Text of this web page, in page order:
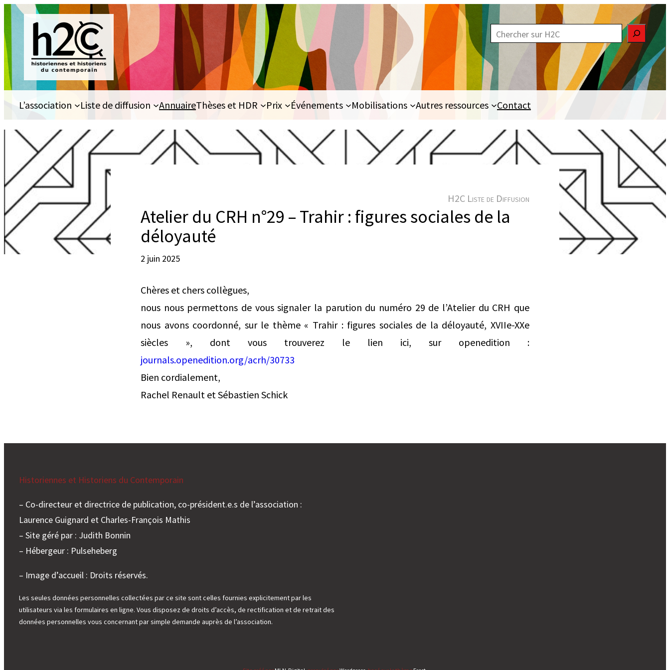
Aller
au
contenu
c
h
e
c
L’association Liste de diffusion AnnuaireThèses et HDR Prix Événements Mobilisations Autres ressources Contact
H2C Liste de Diffusion
Atelier du CRH n°29 – Trahir : figures sociales de la
déloyauté
2 juin 2025
Chères et chers collègues,
nous nous permettons de vous signaler la parution du numéro 29 de l’Atelier du CRH que
nous avons coordonné, sur le thème « Trahir : figures sociales de la déloyauté, XVIIe-XXe
siècles », dont vous trouverez le lien ici, sur openedition :
journals.openedition.org/acrh/30733
Bien cordialement,
Rachel Renault et Sébastien Schick
Historiennes et Historiens du Contemporain
– Co-directeur et directrice de publication, co-président.e.s de l’association :
Laurence Guignard et Charles-François Mathis
– Site géré par : Judith Bonnin
– Hébergeur : Pulseheberg
– Image d’accueil : Droits réservés.
Les seules données personnelles collectées par ce site sont celles fournies explicitement par les
utilisateurs via les formulaires en ligne. Vous disposez de droits d’accès, de rectification et de retrait des
données personnelles vous concernant par simple demande auprès de l’association.